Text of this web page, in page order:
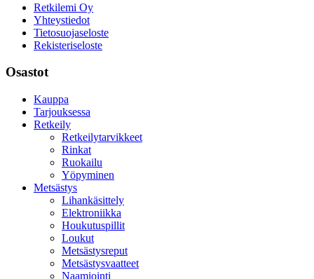
Retkilemi Oy
Yhteystiedot
Tietosuojaseloste
Rekisteriseloste
Osastot
Kauppa
Tarjouksessa
Retkeily
Retkeilytarvikkeet
Rinkat
Ruokailu
Yöpyminen
Metsästys
Lihankäsittely
Elektroniikka
Houkutuspillit
Loukut
Metsästysreput
Metsästysvaatteet
Naamiointi